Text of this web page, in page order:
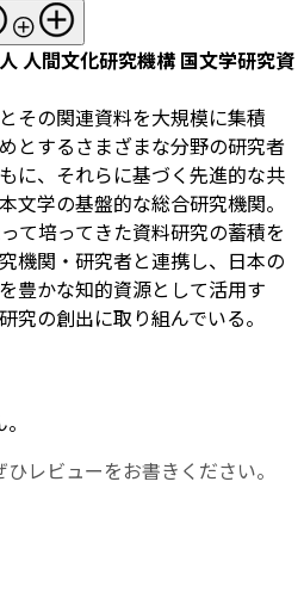
人間文化研究機構 国文学研究資
その関連資料を大規模に集積
とするさまざまな分野の研究者
に、それらに基づく先進的な共
文学の基盤的な総合研究機関。
て培ってきた資料研究の蓄積を
機関・研究者と連携し、日本の
豊かな知的資源として活用す
究の創出に取り組んでいる。
レビューをお書きください。